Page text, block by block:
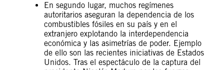
En segundo lugar, muchos regímenes
autoritarios aseguran la dependencia de los
combustibles fósiles en su país y en el
extranjero explotando la interdependencia
económica y las asimetrías de poder. Ejemplo
de ello son las recientes iniciativas de Estados
Unidos. Tras el espectáculo de la captura del